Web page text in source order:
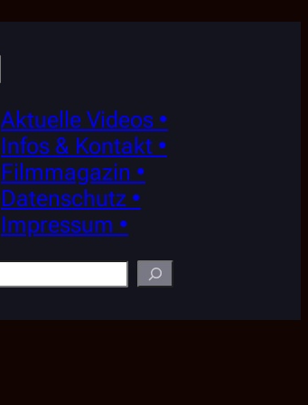
Aktuelle Videos •
Infos & Kontakt •
Filmmagazin •
Datenschutz •
Impressum •